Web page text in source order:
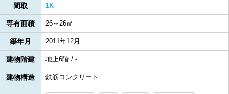
間取 1K
専有面積 26～26㎡
築年月 2011年12月
建物階建 地上6階 / -
建物構造 鉄筋コンクリート